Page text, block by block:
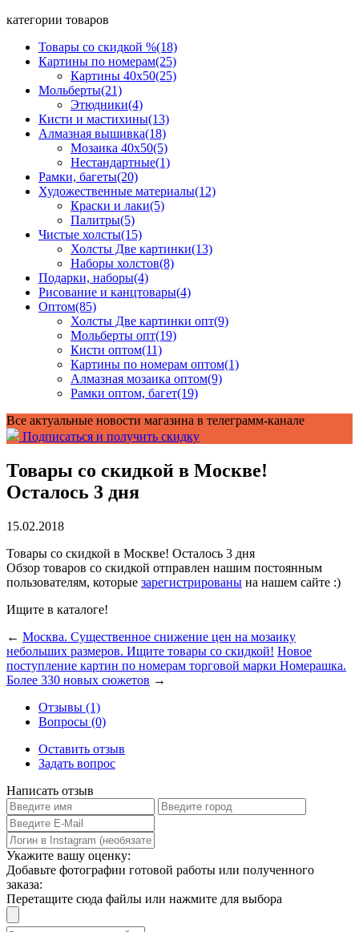
категории товаров
Товары со скидкой %(18)
Картины по номерам(25)
Картины 40x50(25)
Мольберты(21)
Этюдники(4)
Кисти и мастихины(13)
Алмазная вышивка(18)
Мозаика 40x50(5)
Нестандартные(1)
Рамки, багеты(20)
Художественные материалы(12)
Краски и лаки(5)
Палитры(5)
Чистые холсты(15)
Холсты Две картинки(13)
Наборы холстов(8)
Подарки, наборы(4)
Рисование и канцтовары(4)
Оптом(85)
Холсты Две картинки опт(9)
Мольберты опт(19)
Кисти оптом(11)
Картины по номерам оптом(1)
Алмазная мозаика оптом(9)
Рамки оптом, багет(19)
Все актуальные новости магазина в телеграмм-канале
Подписаться и получить скидку
Товары со скидкой в Москве!
Осталось 3 дня
15.02.2018
Товары со скидкой в Москве! Осталось 3 дня
Обзор товаров со скидкой отправлен нашим постоянным
пользователям, которые зарегистрированы на нашем сайте :)
Ищите в каталоге!
← Москва. Существенное снижение цен на мозаику
небольших размеров. Ищите товары со скидкой! Новое
поступление картин по номерам торговой марки Номерашка.
Более 330 новых сюжетов →
Отзывы (1)
Вопросы (0)
Оставить отзыв
Задать вопрос
Написать отзыв
Укажите вашу оценку:
Добавьте фотографии готовой работы или полученного
заказа:
Перетащите сюда файлы или нажмите для выбора